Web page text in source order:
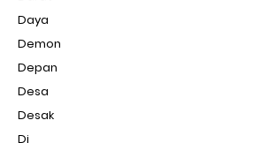
Daya
Demon
Depan
Desa
Desak
Di